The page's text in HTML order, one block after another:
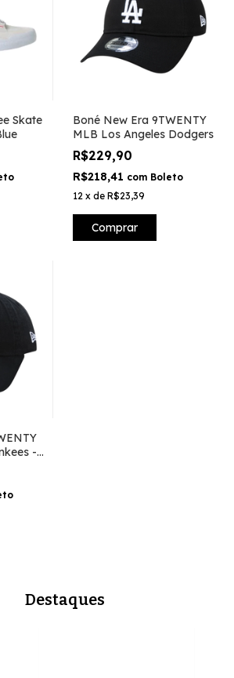
Skate
Boné New Era 9TWENTY
MLB Los Angeles Dodgers
R$229,90
R$218,41 com Boleto
12 x de R$23,39
Comprar
-
Destaques